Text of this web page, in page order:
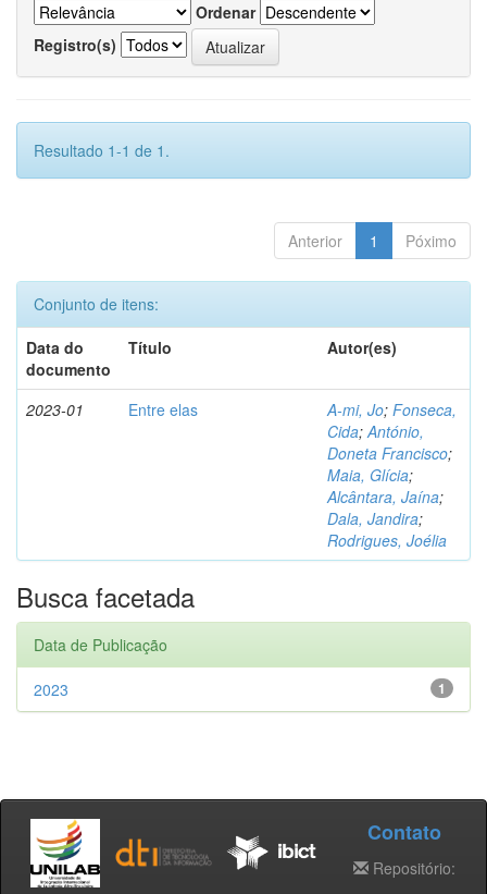
Ordenar
Registro(s)
Resultado 1-1 de 1.
Anterior 1 Póximo
Conjunto de itens:
Data do
documento
Título Autor(es)
2023-01 Entre elas A-mi, Jo; Fonseca,
Cida;António,
Doneta Francisco;
Maia, Glícia;
Alcântara, Jaína;
Dala, Jandira;
Rodrigues, Joélia
Busca facetada
Data de Publicação
1
2023
Contato
Repositório: